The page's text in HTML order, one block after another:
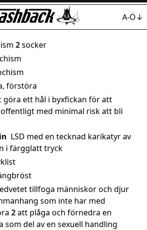
A-Ö↓
2socker
förstöra
göra ett hål i byxfickan för att
med minimal risk att bli
LSD med en tecknad karikatyr av
i färgglatt tryck
tillfoga människor och djur
som inte har med
2att plåga och förnedra en
som del av en sexuell handling